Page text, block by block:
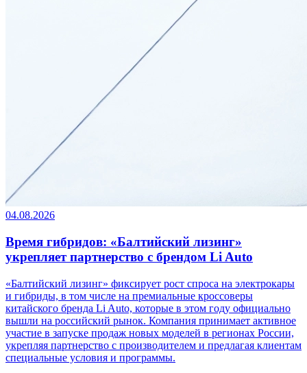
04.08.2026
Время гибридов: «Балтийский лизинг»
укрепляет партнерство с брендом Li Auto
«Балтийский лизинг» фиксирует рост спроса на электрокары
и гибриды, в том числе на премиальные кроссоверы
китайского бренда Li Auto, которые в этом году официально
вышли на российский рынок. Компания принимает активное
участие в запуске продаж новых моделей в регионах России,
укрепляя партнерство с производителем и предлагая клиентам
специальные условия и программы.